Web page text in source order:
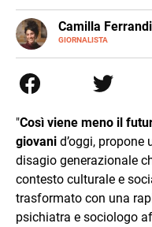
Camilla Ferrandi
GIORNALISTA
E-
MAIL
LINKEDIN
di trasformare la
da lì non mi sono
mente.
"Così viene meno il
giovani d’oggi, propone
disagio generazionale
contesto culturale e
trasformato con una
psichiatra e sociologo